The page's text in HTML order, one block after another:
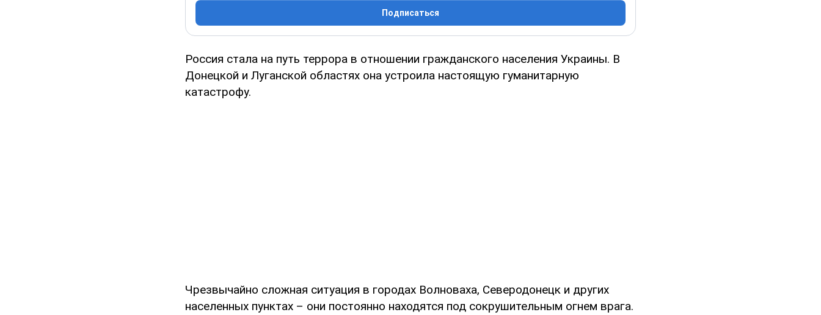
Подписаться
Россия стала на путь террора в отношении гражданского населения Украины. В
Донецкой и Луганской областях она устроила настоящую гуманитарную
катастрофу.
Чрезвычайно сложная ситуация в городах Волноваха, Северодонецк и других
населенных пунктах – они постоянно находятся под сокрушительным огнем врага.